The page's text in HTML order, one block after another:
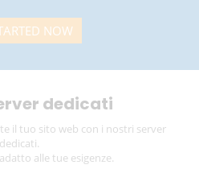
NOW
dedicati
il tuo sito web con i nostri server
dedicati.
alle tue esigenze.